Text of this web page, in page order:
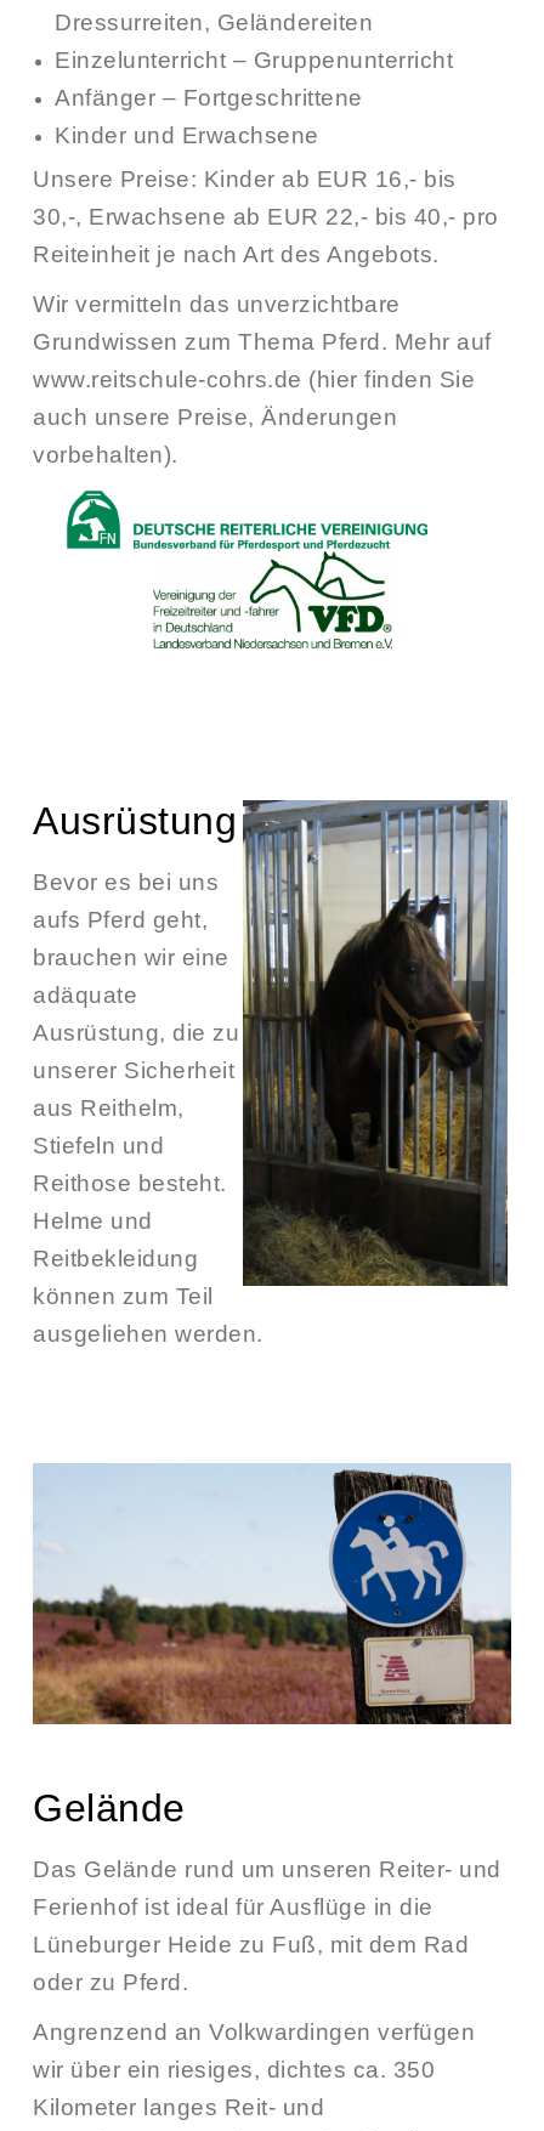
Dressurreiten, Geländereiten
Einzelunterricht – Gruppenunterricht
Anfänger – Fortgeschrittene
Kinder und Erwachsene
Unsere Preise: Kinder ab EUR 16,- bis
30,-, Erwachsene ab EUR 22,- bis 40,- pro
Reiteinheit je nach Art des Angebots.
Wir vermitteln das unverzichtbare
Grundwissen zum Thema Pferd. Mehr auf
www.reitschule-cohrs.de (hier finden Sie
auch unsere Preise, Änderungen
vorbehalten).
Ausrüstung
Bevor es bei uns
aufs Pferd geht,
brauchen wir eine
adäquate
Ausrüstung, die zu
unserer Sicherheit
aus Reithelm,
Stiefeln und
Reithose besteht.
Helme und
Reitbekleidung
können zum Teil
ausgeliehen werden.
Gelände
Das Gelände rund um unseren Reiter- und
Ferienhof ist ideal für Ausflüge in die
Lüneburger Heide zu Fuß, mit dem Rad
oder zu Pferd.
Angrenzend an Volkwardingen verfügen
wir über ein riesiges, dichtes ca. 350
Kilometer langes Reit- und